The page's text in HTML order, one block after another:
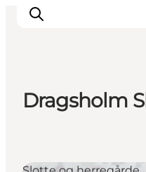
SPIS
Dragsholm